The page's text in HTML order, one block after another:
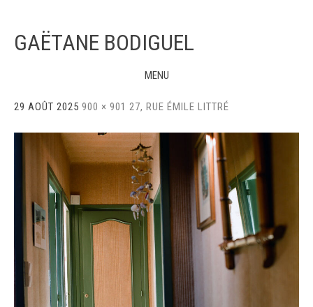
GAËTANE BODIGUEL
MENU
Skip
29 AOÛT 2025 900 × 901 27, RUE ÉMILE LITTRÉ